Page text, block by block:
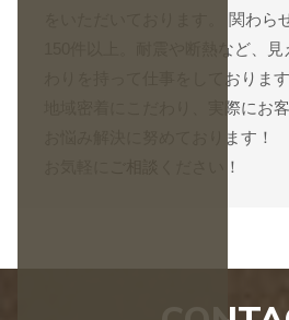
をいただいております。 関わら
150件以上。耐震や断熱など、
わりを持って仕事をしております
地域密着にこだわり、実際にお
お悩み解決に努めております！
ください！